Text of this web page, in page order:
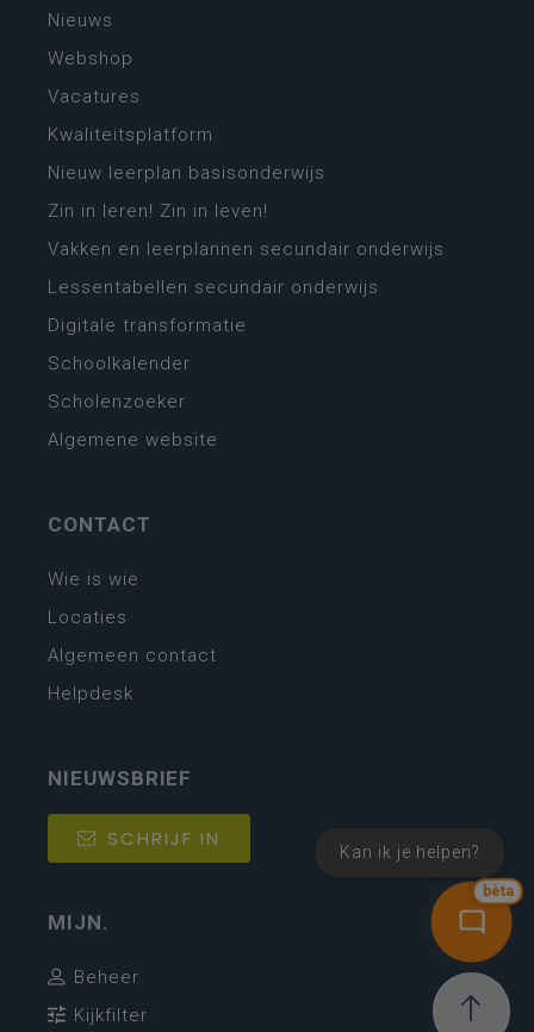
bèta
Kan ik je helpen?
Nieuws
Webshop
Vacatures
Kwaliteitsplatform
Nieuw leerplan basisonderwijs
Zin in leren! Zin in leven!
Vakken en leerplannen secundair onderwijs
Lessentabellen secundair onderwijs
Digitale transformatie
Schoolkalender
Scholenzoeker
Algemene website
CONTACT
Wie is wie
Locaties
Algemeen contact
Helpdesk
NIEUWSBRIEF
SCHRIJF IN
MIJN.
Beheer
Kijkfilter